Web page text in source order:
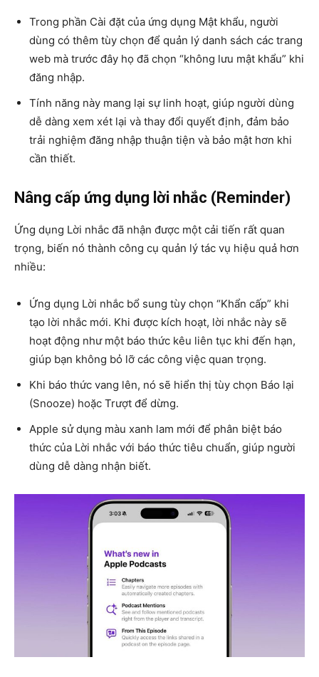
Trong phần Cài đặt của ứng dụng Mật khẩu, người
dùng có thêm tùy chọn để quản lý danh sách các trang
web mà trước đây họ đã chọn “không lưu mật khẩu” khi
đăng nhập.
Tính năng này mang lại sự linh hoạt, giúp người dùng
dễ dàng xem xét lại và thay đổi quyết định, đảm bảo
trải nghiệm đăng nhập thuận tiện và bảo mật hơn khi
cần thiết.
Nâng cấp ứng dụng lời nhắc (Reminder)
Ứng dụng Lời nhắc đã nhận được một cải tiến rất quan
trọng, biến nó thành công cụ quản lý tác vụ hiệu quả hơn
nhiều:
Ứng dụng Lời nhắc bổ sung tùy chọn “Khẩn cấp” khi
tạo lời nhắc mới. Khi được kích hoạt, lời nhắc này sẽ
hoạt động như một báo thức kêu liên tục khi đến hạn,
giúp bạn không bỏ lỡ các công việc quan trọng.
Khi báo thức vang lên, nó sẽ hiển thị tùy chọn Báo lại
(Snooze) hoặc Trượt để dừng.
Apple sử dụng màu xanh lam mới để phân biệt báo
thức của Lời nhắc với báo thức tiêu chuẩn, giúp người
dùng dễ dàng nhận biết.